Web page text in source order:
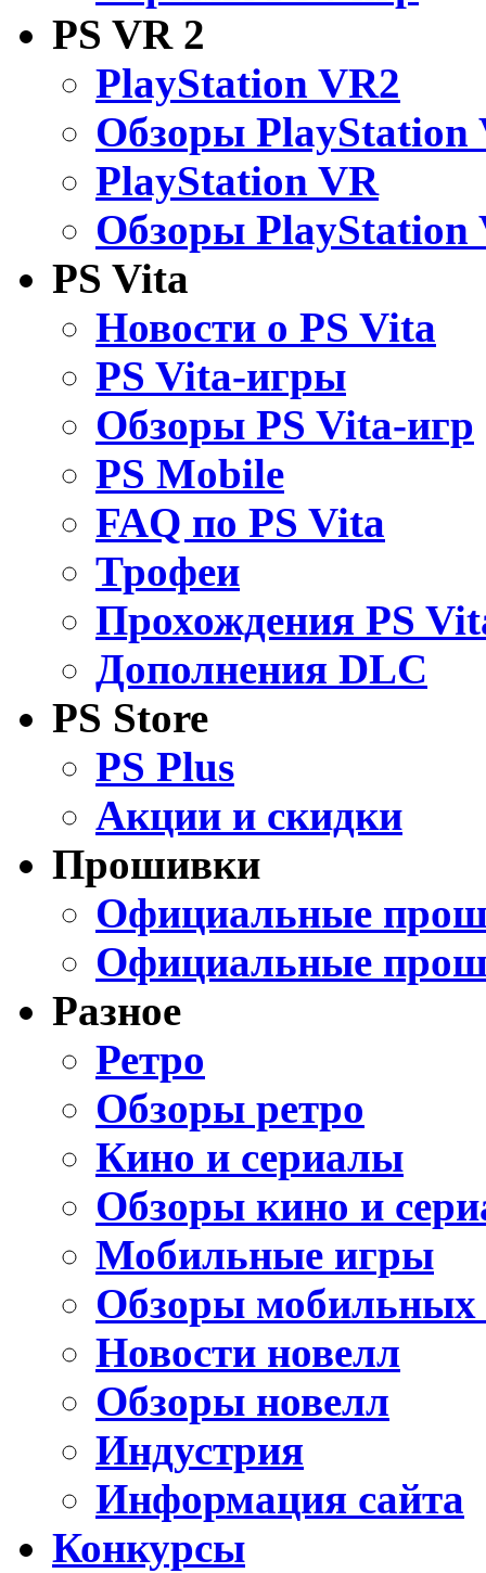
PS VR 2
PlayStation VR2
Обзоры PlayStation
PlayStation VR
Обзоры PlayStation
PS Vita
Новости о PS Vita
PS Vita-игры
Обзоры PS Vita-игр
PS Mobile
FAQ по PS Vita
Трофеи
Прохождения PS
Дополнения DLC
PS Store
PS Plus
Акции и скидки
Прошивки
Официальные
Официальные
Разное
Ретро
Обзоры ретро
Кино и сериалы
Обзоры кино и
Мобильные игры
Обзоры мобильных
Новости новелл
Обзоры новелл
Индустрия
Информация сайта
Конкурсы